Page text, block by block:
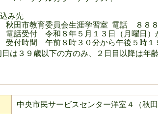
み先
員会生涯学習室 電話 ８８８－
和８年５月１３日（月曜日）
前８時３０分から午後５時１５
９歳以下の方のみ、２日目以降は年
中央市民サービスセンター洋室４（秋